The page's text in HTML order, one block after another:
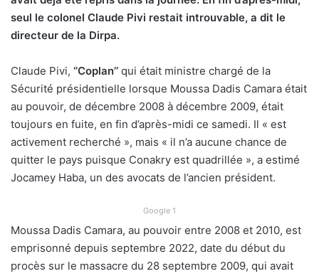
seul le colonel Claude Pivi restait introuvable, a dit le
directeur de la Dirpa.
Claude Pivi, ‘’Coplan’’ qui était ministre chargé de la
Sécurité présidentielle lorsque Moussa Dadis Camara était
au pouvoir, de décembre 2008 à décembre 2009, était
toujours en fuite, en fin d’après-midi ce samedi. Il « est
activement recherché », mais « il n’a aucune chance de
quitter le pays puisque Conakry est quadrillée », a estimé
Jocamey Haba, un des avocats de l’ancien président.
Google 1
Moussa Dadis Camara, au pouvoir entre 2008 et 2010, est
emprisonné depuis septembre 2022, date du début du
procès sur le massacre du 28 septembre 2009, qui avait